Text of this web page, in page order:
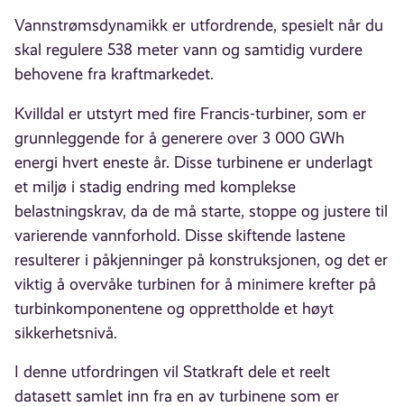
Vannstrømsdynamikk er utfordrende, spesielt når du
skal regulere 538 meter vann og samtidig vurdere
behovene fra kraftmarkedet.
Kvilldal er utstyrt med fire Francis-turbiner, som er
grunnleggende for å generere over 3 000 GWh
energi hvert eneste år. Disse turbinene er underlagt
et miljø i stadig endring med komplekse
belastningskrav, da de må starte, stoppe og justere til
varierende vannforhold. Disse skiftende lastene
resulterer i påkjenninger på konstruksjonen, og det er
viktig å overvåke turbinen for å minimere krefter på
turbinkomponentene og opprettholde et høyt
sikkerhetsnivå.
I denne utfordringen vil Statkraft dele et reelt
datasett samlet inn fra en av turbinene som er